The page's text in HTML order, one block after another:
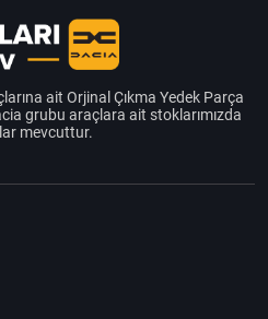
ait Orjinal Çıkma Yedek Parça
grubu araçlara ait stoklarımızda
mevcuttur.